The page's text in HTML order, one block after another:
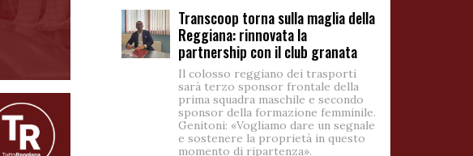
Transcoop torna sulla maglia della
Reggiana: rinnovata la
partnership con il club granata
Il colosso reggiano dei trasporti
sarà terzo sponsor frontale della
prima squadra maschile e secondo
sponsor della formazione femminile.
Genitoni: «Vogliamo dare un segnale
e sostenere la proprietà in questo
momento di ripartenza».